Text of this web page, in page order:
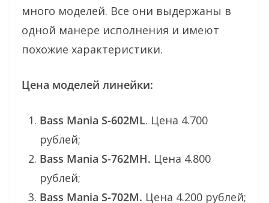
много моделей. Все они выдержаны в
одной манере исполнения и имеют
похожие характеристики.
Цена моделей линейки:
Bass Mania S-602ML. Цена 4.700
рублей;
Bass Mania S-762MН. Цена 4.800
рублей;
Bass Mania S-702M. Цена 4.200 рублей;